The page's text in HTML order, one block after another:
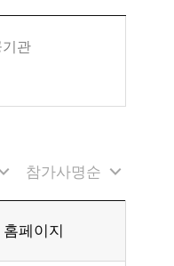
관
참가사명순
홈페이지